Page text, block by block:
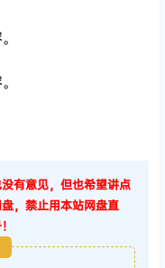
有意见，但也希望讲点
，禁止用本站网盘直